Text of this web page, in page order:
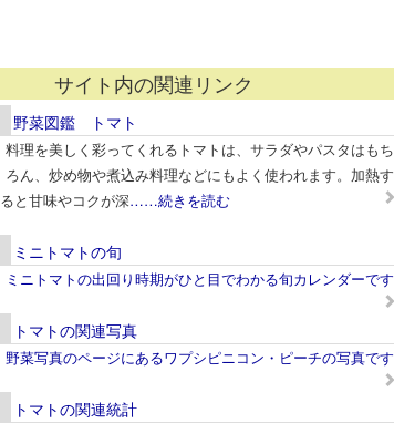
サイト内の関連リンク
野菜図鑑 トマト
料理を美しく彩ってくれるトマトは、サラダやパスタはもち
ろん、炒め物や煮込み料理などにもよく使われます。加熱す
ると甘味やコクが深……続きを読む
ミニトマトの旬
ミニトマトの出回り時期がひと目でわかる旬カレンダーです
トマトの関連写真
野菜写真のページにあるワプシピニコン・ピーチの写真です
トマトの関連統計